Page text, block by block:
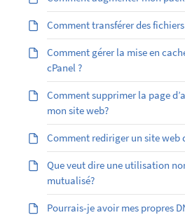
Comment transférer des
Comment gérer la mise en
cPanel ?
Comment supprimer la page
mon site web?
Comment rediriger un site web
Que veut dire une utilisation
mutualisé?
Pourrais-je avoir mes propres